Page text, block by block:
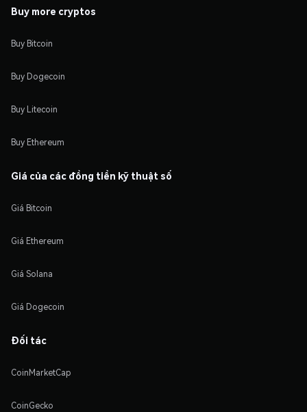
Buy more cryptos
Buy Bitcoin
Buy Dogecoin
Buy Litecoin
Buy Ethereum
Giá của các đồng tiền kỹ thuật số
Giá Bitcoin
Giá Ethereum
Giá Solana
Giá Dogecoin
Đối tác
CoinMarketCap
CoinGecko